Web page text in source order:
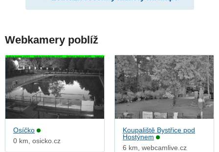
Webkamery poblíž
Osíčko
0 km, osicko.cz
Koupaliště Bystřice pod
Hostýnem
6 km, webcamlive.cz